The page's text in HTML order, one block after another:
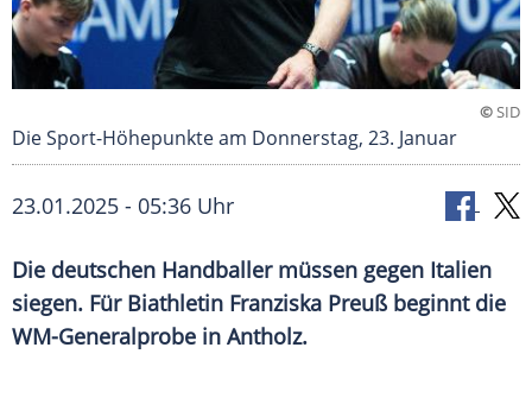
©SID
Die Sport-Höhepunkte am Donnerstag, 23. Januar
23.01.2025 - 05:36 Uhr
Die deutschen Handballer müssen gegen Italien
siegen. Für Biathletin Franziska Preuß beginnt die
WM-Generalprobe in Antholz.